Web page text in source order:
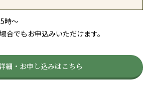
時〜
合でもお申込みいただけます。
細・お申し込みはこちら